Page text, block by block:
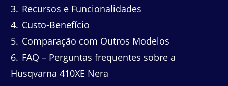
3 Recursos e Funcionalidades
4 Custo-Benefício
5 Comparação com Outros Modelos
6 FAQ – Perguntas frequentes sobre a
Husqvarna 410XE Nera